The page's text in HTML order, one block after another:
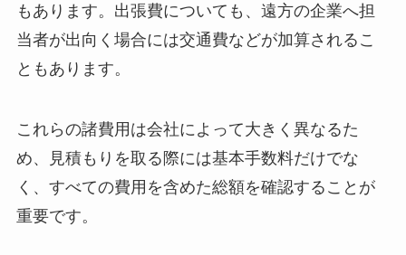
もあります。出張費についても、遠方の企業へ担
当者が出向く場合には交通費などが加算されるこ
ともあります。
これらの諸費用は会社によって大きく異なるた
め、見積もりを取る際には基本手数料だけでな
く、すべての費用を含めた総額を確認することが
重要です。